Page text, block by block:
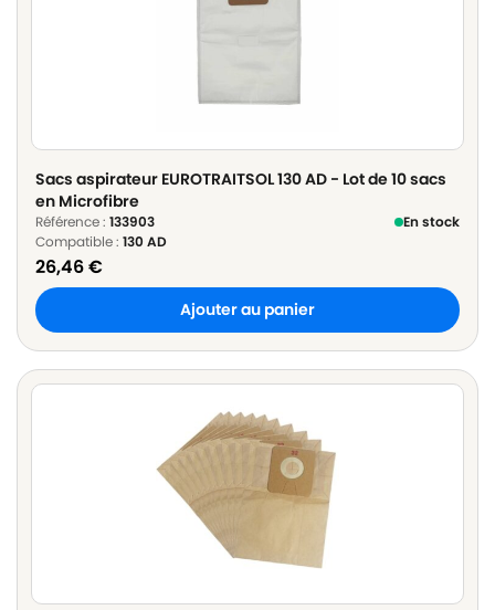
Sacs aspirateur EUROTRAITSOL 130 AD - Lot de 10 sacs
en Microfibre
Référence : 133903
En stock
Compatible : 130 AD
26,46€
Ajouter au panier